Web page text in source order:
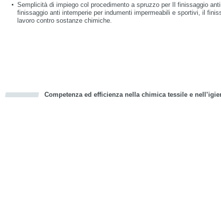
Semplicità di impiego col procedimento a spruzzo per Il finissaggio
finissaggio anti intemperie per indumenti impermeabili e sportivi, il
lavoro contro sostanze chimiche.
Competenza ed efficienza nella chimica tessile e